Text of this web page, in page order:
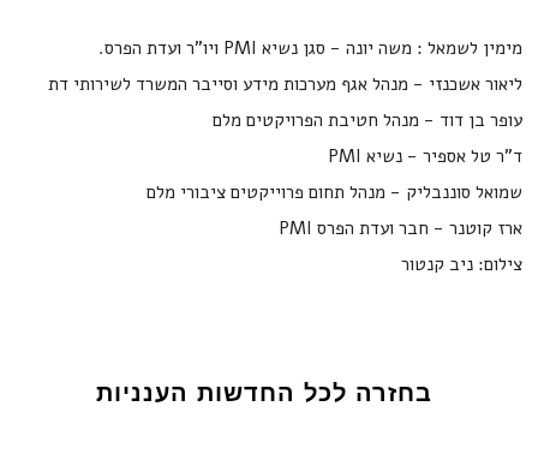
מימין לשמאל : משה יונה - סגן נשיא PMI ויו"ר ועדת הפרס.
ליאור אשכנזי - מנהל אגף מערכות מידע וסייבר המשרד לשירותי דת
עופר בן דוד - מנהל חטיבת הפרויקטים מלם
ד"ר טל אספיר - נשיא PMI
שמואל סוננבליק - מנהל תחום פרוייקטים ציבורי מלם
ארז קוטנר - חבר ועדת הפרס PMI
צילום: ניב קנטור
בחזרה לכל החדשות הענניות